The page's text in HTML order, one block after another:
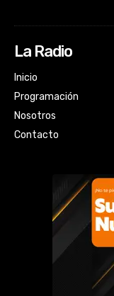
La Radio
Inicio
Programación
Nosotros
Contacto